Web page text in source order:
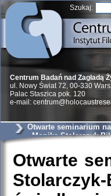
Szukaj:
Centrum Badań nad Zagładą
ul. Nowy Świat 72, 00-330
Palac Staszica pok. 120
e-mail:
Otwarte seminarium
- Monika Stolarczyk-
transnarodowe sieci:
pośrednicy oraz
Otwarte